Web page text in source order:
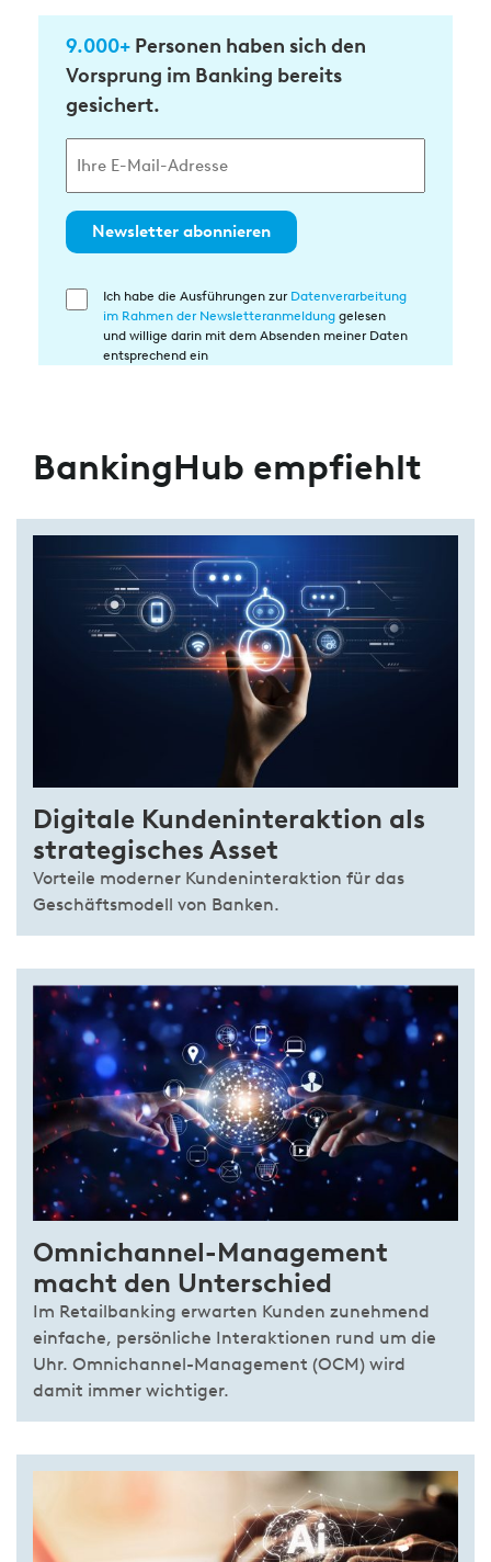
9.000+ Personen haben sich den
Vorsprung im Banking bereits
gesichert.
Newsletter abonnieren
Einwilligung
Ich habe die Ausführungen zur Datenverarbeitung
im Rahmen der Newsletteranmeldung gelesen
und willige darin mit dem Absenden meiner Daten
entsprechend ein
BankingHub empfiehlt
Digitale Kundeninteraktion als
strategisches Asset
Vorteile moderner Kundeninteraktion für das
Geschäftsmodell von Banken.
Omnichannel-Management
macht den Unterschied
Im Retailbanking erwarten Kunden zunehmend
einfache, persönliche Interaktionen rund um die
Uhr. Omnichannel-Management (OCM) wird
damit immer wichtiger.